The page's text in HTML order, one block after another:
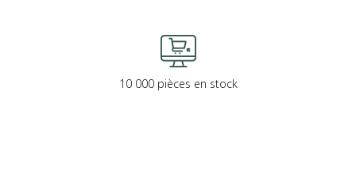
10 000 pièces en stock